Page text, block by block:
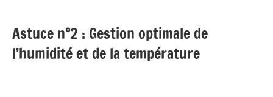
Astuce n°2 : Gestion optimale de
l’humidité et de la température